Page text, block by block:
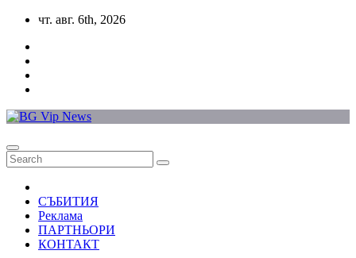
Skip
content
чт. авг. 6th, 2026
СЪБИТИЯ
Реклама
ПАРТНЬОРИ
КОНТАКТ